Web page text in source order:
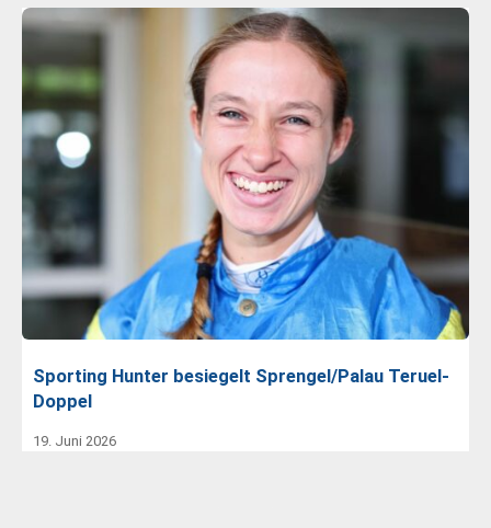
Sporting Hunter besiegelt Sprengel/Palau Teruel-
Doppel
19. Juni 2026